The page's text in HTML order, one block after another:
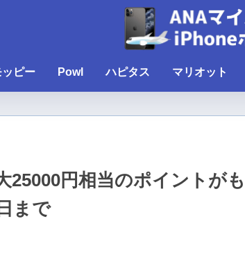
ッピー Powl ハピタス マリオット
25000円相当のポイントが
まで